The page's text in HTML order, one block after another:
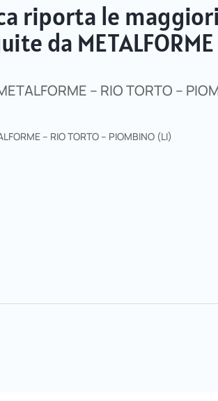
riporta le maggiori
da METALFORME
– RIO TORTO –
– RIO TORTO – PIOMBINO (LI)